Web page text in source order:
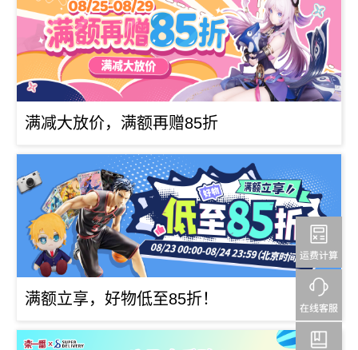
满减大放价，满额再赠85折
满额立享，好物低至85折！